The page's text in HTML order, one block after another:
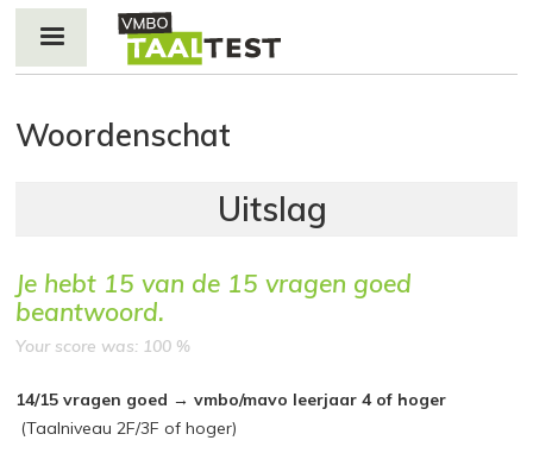
Woordenschat
Je hebt 15 van de 15 vragen goed
beantwoord.
Your score was: 100 %
14/15 vragen goed → vmbo/mavo leerjaar 4 of hoger
(Taalniveau 2F/3F of hoger)